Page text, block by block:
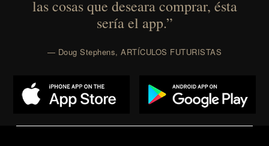
las cosas que deseara comprar, ésta
sería el app.”
— Doug Stephens, ARTÍCULOS FUTURISTAS